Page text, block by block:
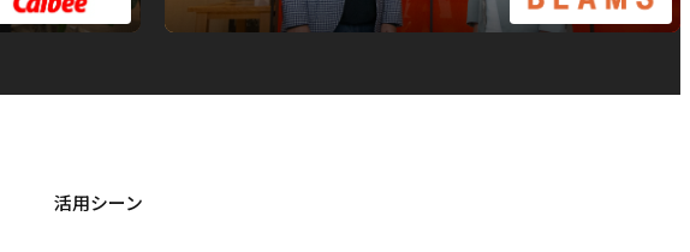
活用シーン